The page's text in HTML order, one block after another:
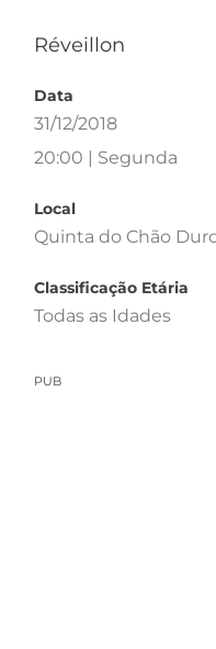
Réveillon
Data
31/12/2018
20:00 | Segunda
Local
Quinta do Chão
Classificação Etária
Todas as Idades
PUB